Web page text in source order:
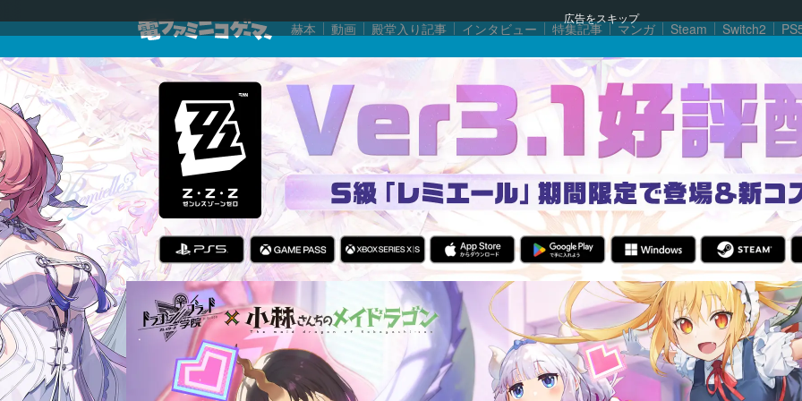
広告をスキップ
赫本 動画 殿堂入り記事 インタビュー 特集記事 マンガ Steam Switch2